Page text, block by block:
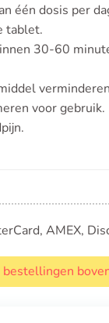
één dosis per
tablet.
30-60
voor gebruik.
AMEX,